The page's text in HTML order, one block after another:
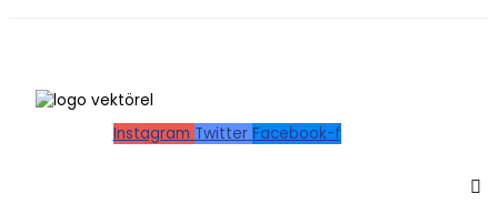
Instagram Twitter Facebook-f